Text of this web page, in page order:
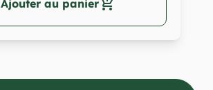
Ajouter au panier